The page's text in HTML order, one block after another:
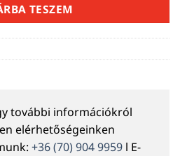
TESZEM
további információkról
elérhetőségeinken
+36 (70) 904 9959 l E-